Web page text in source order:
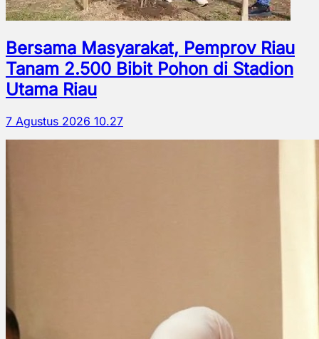
Bersama Masyarakat, Pemprov Riau
Tanam 2.500 Bibit Pohon di Stadion
Utama Riau
7 Agustus 2026 10.27